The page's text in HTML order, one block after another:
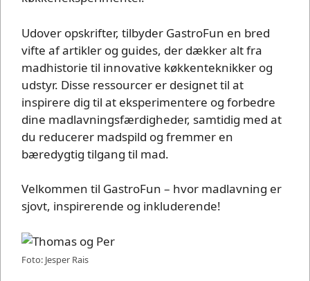
Udover opskrifter, tilbyder GastroFun en bred
vifte af artikler og guides, der dækker alt fra
madhistorie til innovative køkkenteknikker og
udstyr. Disse ressourcer er designet til at
inspirere dig til at eksperimentere og forbedre
dine madlavningsfærdigheder, samtidig med at
du reducerer madspild og fremmer en
bæredygtig tilgang til mad.
Velkommen til GastroFun – hvor madlavning er
sjovt, inspirerende og inkluderende!
Foto: Jesper Rais